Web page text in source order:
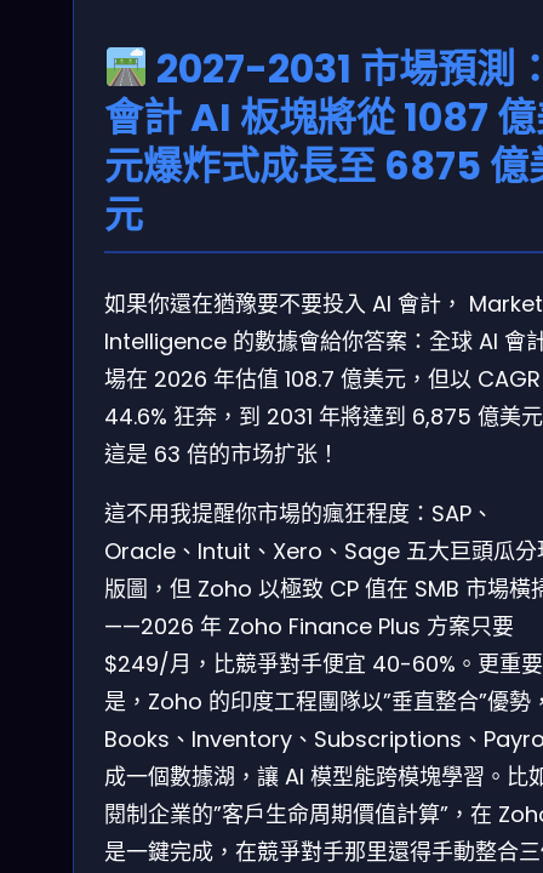
2027-2031 市場預測
會計 AI 板塊將從 1087
元爆炸式成長至 6875 億
元
如果你還在猶豫要不要投入 AI 會計， Market
Intelligence 的數據會給你答案：全球 AI 會
場在 2026 年估值 108.7 億美元，但以 CAGR
44.6% 狂奔，到 2031 年將達到 6,875 億美
這是 63 倍的市场扩张！
這不用我提醒你市場的瘋狂程度：SAP、
Oracle、Intuit、Xero、Sage 五大巨頭瓜分
版圖，但 Zoho 以極致 CP 值在 SMB 市場橫
——2026 年 Zoho Finance Plus 方案只要
$249/月，比競爭對手便宜 40-60%。更重
是，Zoho 的印度工程團隊以”垂直整合”優勢
Books、Inventory、Subscriptions、
成一個數據湖，讓 AI 模型能跨模塊學習。比
閱制企業的”客戶生命周期價值計算”，在
是一鍵完成，在競爭對手那里還得手動整合